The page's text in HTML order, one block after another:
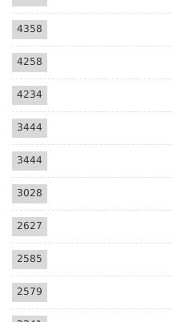
4358
4258
4234
3444
3444
3028
2627
2585
2579